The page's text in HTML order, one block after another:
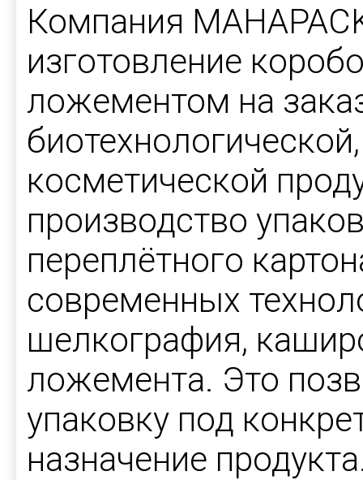
Компания
изготовление
ложементом на
косметической
производство
переплётного
современных
шелкография,
ложемента. Это
упаковку под
назначение